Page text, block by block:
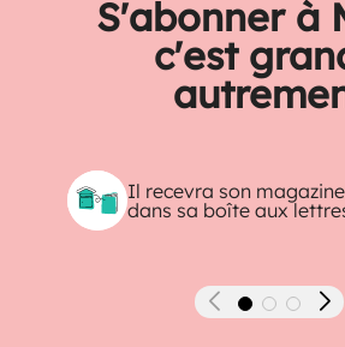
S'abonner à
c'est
Il recevra son
dans sa boîte aux
Précédent